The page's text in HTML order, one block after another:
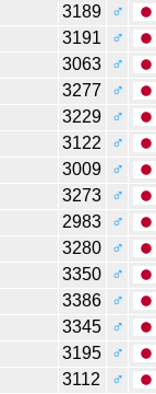
3189
♂
3191
♂
3063
♂
3277
♂
3229
♂
3122
♂
3009
♂
3273
♂
2983
♂
3280
♂
3350
♂
3386
♂
3345
♂
3195
♂
3112
♂